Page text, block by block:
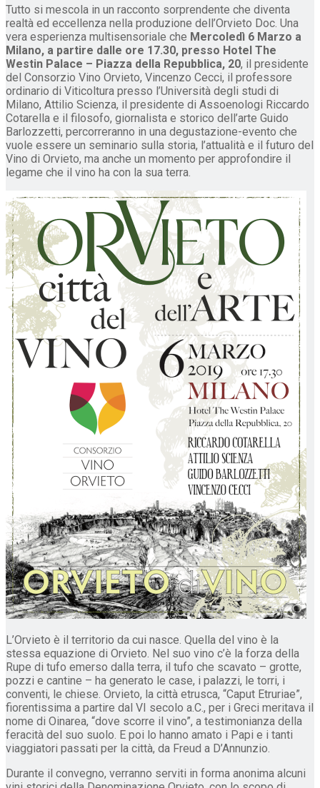
Tutto si mescola in un racconto sorprendente che diventa
realtà ed eccellenza nella produzione dell’Orvieto Doc. Una
vera esperienza multisensoriale che Mercoledì 6 Marzo a
Milano, a partire dalle ore 17.30, presso Hotel The
Westin Palace – Piazza della Repubblica, 20, il presidente
del Consorzio Vino Orvieto, Vincenzo Cecci, il professore
ordinario di Viticoltura presso l’Università degli studi di
Milano, Attilio Scienza, il presidente di Assoenologi Riccardo
Cotarella e il filosofo, giornalista e storico dell’arte Guido
Barlozzetti, percorreranno in una degustazione-evento che
vuole essere un seminario sulla storia, l’attualità e il futuro del
Vino di Orvieto, ma anche un momento per approfondire il
legame che il vino ha con la sua terra.
L’Orvieto è il territorio da cui nasce. Quella del vino è la
stessa equazione di Orvieto. Nel suo vino c’è la forza della
Rupe di tufo emerso dalla terra, il tufo che scavato – grotte,
pozzi e cantine – ha generato le case, i palazzi, le torri, i
conventi, le chiese. Orvieto, la città etrusca, “Caput Etruriae”,
fiorentissima a partire dal VI secolo a.C., per i Greci meritava il
nome di Oinarea, “dove scorre il vino”, a testimonianza della
feracità del suo suolo. E poi lo hanno amato i Papi e i tanti
viaggiatori passati per la città, da Freud a D’Annunzio.
Durante il convegno, verranno serviti in forma anonima alcuni